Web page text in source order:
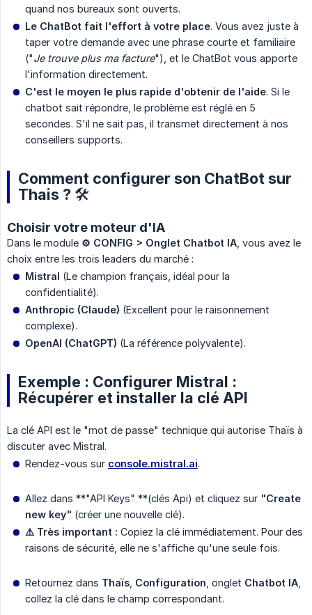
quand nos bureaux sont ouverts.
Le ChatBot fait l'effort à votre place. Vous avez juste à
taper votre demande avec une phrase courte et familiaire
("Je trouve plus ma facture"), et le ChatBot vous apporte
l'information directement.
C'est le moyen le plus rapide d'obtenir de l'aide. Si le
chatbot sait répondre, le problème est réglé en 5
secondes. S'il ne sait pas, il transmet directement à nos
conseillers supports.
Comment configurer son ChatBot sur
Thais ? 🛠️
Choisir votre moteur d'IA
Dans le module ⚙️ CONFIG > Onglet Chatbot IA , vous avez le
choix entre les trois leaders du marché :
Mistral (Le champion français, idéal pour la
confidentialité).
Anthropic (Claude) (Excellent pour le raisonnement
complexe).
OpenAI (ChatGPT) (La référence polyvalente).
Exemple : Configurer Mistral :
Récupérer et installer la clé API
La clé API est le "mot de passe" technique qui autorise Thaïs à
discuter avec Mistral.
Rendez-vous sur console.mistral.ai.
Allez dans **"API Keys" **(clés Api) et cliquez sur "Create
new key" (créer une nouvelle clé).
⚠️ Très important : Copiez la clé immédiatement. Pour des
raisons de sécurité, elle ne s'affiche qu'une seule fois.
Retournez dans Thaïs Configuration , onglet Chatbot IA
collez la clé dans le champ correspondant.